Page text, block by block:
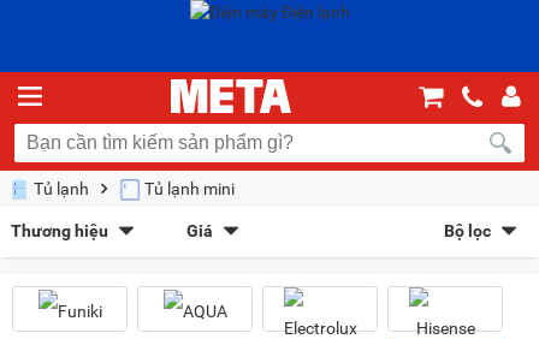
Tủ lạnh Tủ lạnh mini
Thương hiệu
Funiki(9)
P-Emic(1)
Giá
Sắp xếp theo
Bán chạy nhất Giá tăng dần Giá giảm dần
Bộ lọc